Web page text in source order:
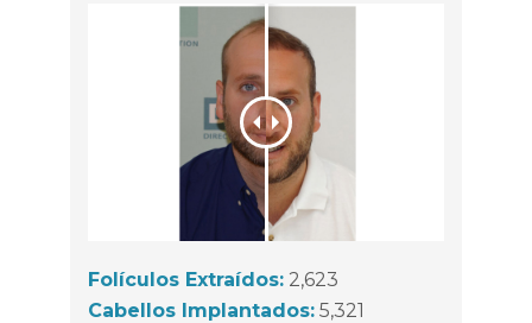
Folículos Extraídos: 2,623
Cabellos Implantados: 5,321